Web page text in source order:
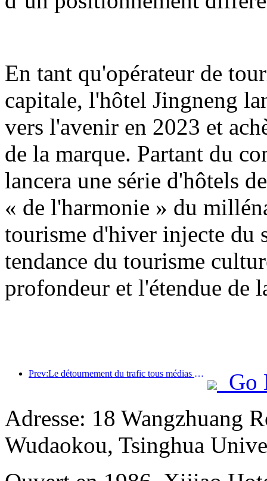
En tant qu'opérateur de
capitale, l'hôtel Jingneng
vers l'avenir en 2023 et
de la marque. Partant du
lancera une série d'hôtels
« de l'harmonie » du
tourisme d'hiver injecte du
tendance du tourisme
profondeur et l'étendue de
Prev:Le détournement du trafic tous médias aide les anciens magasins à rajeunir et crée un nouveau modèle de « montée en puissance zéro »
Go
Adresse: 18 Wangzhuang
Wudaokou, Tsinghua